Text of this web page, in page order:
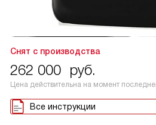
Снят с производства
262 000 руб.
Цена действительна на момент
Все инструкции